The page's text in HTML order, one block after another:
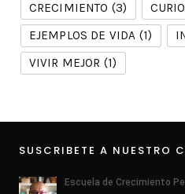
CRECIMIENTO (3)
EJEMPLOS DE VIDA (1)
VIVIR MEJOR (1)
SUSCRIBETE A NUESTRO